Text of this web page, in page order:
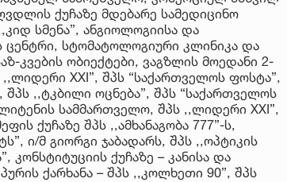
ქუჩაზე მდებარე სამედიცინო
სმენა”, ანგიოლოგიისა და
ცენტრი, სტომატოლოგიური კლინიკა და
კვების ობიექტები, ვაგზლის მოედანი 2-
,,ლიდერი XXI”, შპს “საქართველოს ფოსტა”,
,,ტკბილი ოცნება”, შპს “საქართველოს
სამმართველო, შპს ,,ლიდერი XXI”,
ქუჩაზე შპს ,,ამხანაგობა 777”-ს,
ი/მ გიორგი ჯაბადარს, შპს ,,ოპტიკის
კონსტიტუციის ქუჩაზე – კანისა და
ქარხანა – შპს ,,კოლხეთი 90”, შპს